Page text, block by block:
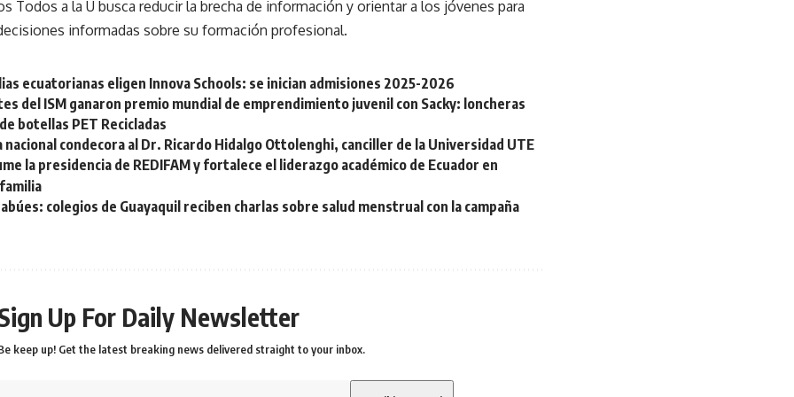
Todos a la U busca reducir la brecha de información y orientar a los jóvenes para
informadas sobre su formación profesional.
ecuatorianas eligen Innova Schools: se inician admisiones 2025-2026
del ISM ganaron premio mundial de emprendimiento juvenil con Sacky: loncheras
botellas PET Recicladas
nacional condecora al Dr. Ricardo Hidalgo Ottolenghi, canciller de la Universidad UTE
la presidencia de REDIFAM y fortalece el liderazgo académico de Ecuador en
colegios de Guayaquil reciben charlas sobre salud menstrual con la campaña
Up For Daily Newsletter
keep up! Get the latest breaking news delivered straight to your inbox.